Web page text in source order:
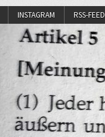
INSTAGRAM RSS-FEED